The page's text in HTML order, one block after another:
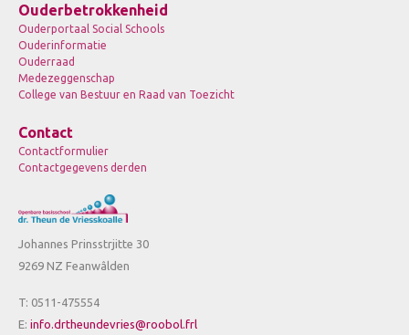
Ouderbetrokkenheid
Ouderportaal Social Schools
Ouderinformatie
Ouderraad
Medezeggenschap
College van Bestuur en Raad van Toezicht
Contact
Contactformulier
Contactgegevens derden
Johannes Prinsstrjitte 30
9269 NZ Feanwâlden
T: 0511-475554
E: info.drtheundevries@roobol.frl